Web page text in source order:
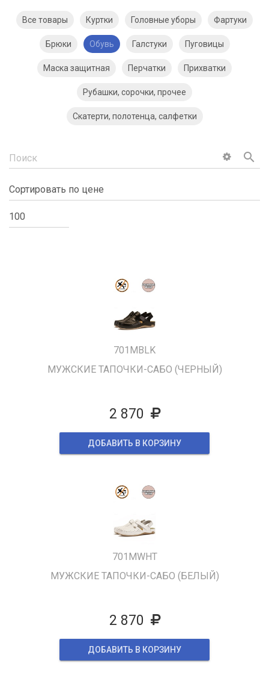
Все товары Куртки Головные уборы Фартуки
Брюки Обувь Галстуки Пуговицы
Маска защитная Перчатки Прихватки
Рубашки, сорочки, прочее
Скатерти, полотенца, салфетки
search
701MBLK
МУЖСКИЕ ТАПОЧКИ-САБО (ЧЕРНЫЙ)
2 870
ДОБАВИТЬ В КОРЗИНУ
701MWHT
МУЖСКИЕ ТАПОЧКИ-САБО (БЕЛЫЙ)
2 870
ДОБАВИТЬ В КОРЗИНУ